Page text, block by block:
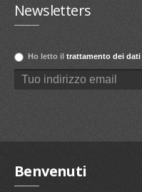
Newsletters
Ho letto il trattamento dei dati
Benvenuti